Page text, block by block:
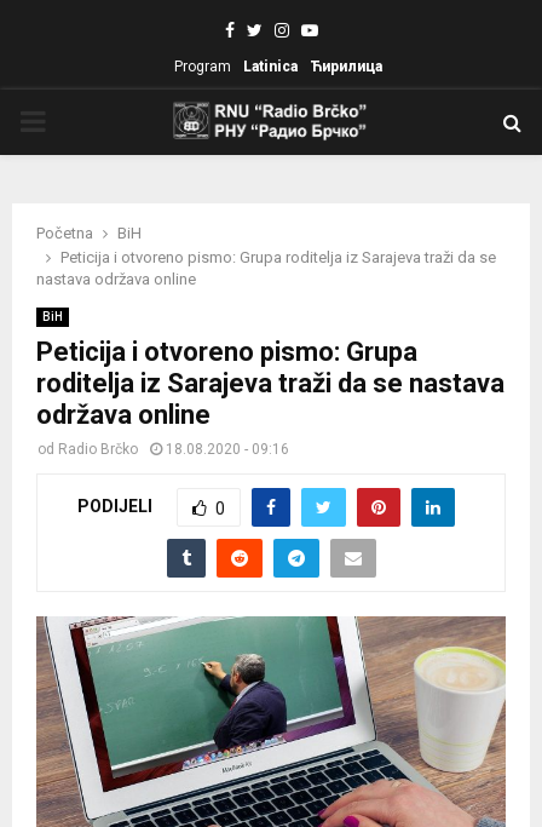
Facebook
TwitterInstagram
Youtube
Program Latinica Ћирилица
Početna
BiH
Peticija i otvoreno pismo: Grupa roditelja iz Sarajeva traži da se
nastava održava online
BiH
Peticija i otvoreno pismo: Grupa
roditelja iz Sarajeva traži da se nastava
održava online
od Radio Brčko 18.08.2020 - 09:16
PODIJELI 0